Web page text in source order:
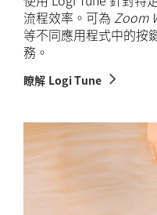
流程效率。可為 Zoom
等不同應用程式中的按
務。
瞭解 Logi Tune